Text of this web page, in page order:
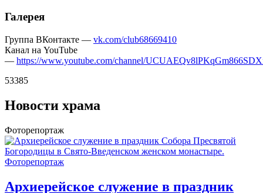
Галерея
Группа ВКонтакте — vk.com/club68669410
Канал на YouTube
— https://www.youtube.com/channel/
53385
Новости храма
Фоторепортаж
Архиерейское служение в праздник